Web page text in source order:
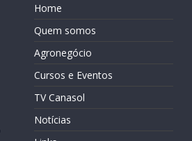
Home
Quem somos
Agronegócio
Cursos e Eventos
TV Canasol
Notícias